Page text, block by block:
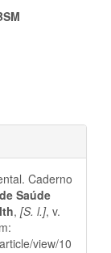
Caderno
Saúde
, [S. l.], v.
view/10